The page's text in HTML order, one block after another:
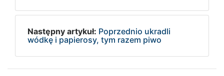
Następny artykuł: Poprzednio ukradli
wódkę i papierosy, tym razem piwo